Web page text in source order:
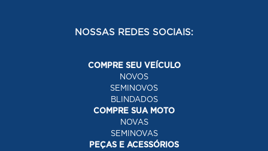
NOSSAS REDES SOCIAIS:
COMPRE SEU VEÍCULO
NOVOS
SEMINOVOS
BLINDADOS
COMPRE SUA MOTO
NOVAS
SEMINOVAS
PEÇAS E ACESSÓRIOS